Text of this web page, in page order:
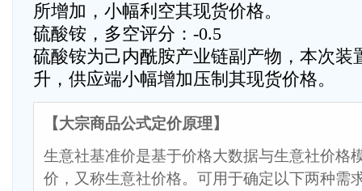
所增加，小幅利空其现货价格。
硫酸铵，多空评分：-0.5
硫酸铵为己内酰胺产业链副产物，本次装
升，供应端小幅增加压制其现货价格。
【大宗商品公式定价原理】
生意社基准价是基于价格大数据与生意社价格
价，又称生意社价格。可用于确定以下两种需